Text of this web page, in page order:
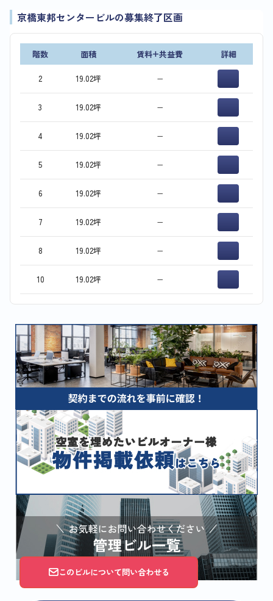
京橋東邦センタービルの募集終了区画
階数 面積 賃料+共益費 詳細
2 19.02坪 −
3 19.02坪 −
4 19.02坪 −
5 19.02坪 −
6 19.02坪 −
7 19.02坪 −
8 19.02坪 −
10 19.02坪 −
このビルについて問い合わせる